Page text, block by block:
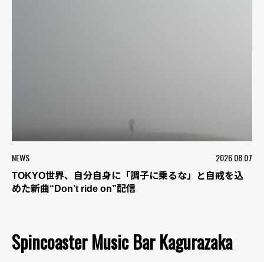
NEWS 2026.08.07
TOKYO世界、自分自身に「調子に乗るな」と自戒を込
めた新曲“Don’t ride on”配信
Spincoaster Music Bar Kagurazaka